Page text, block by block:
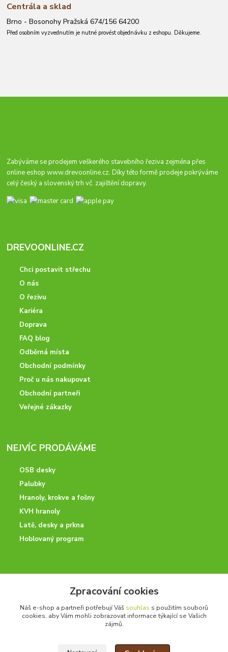
Centrála a sklad
Brno - Bosonohy Pražská 674/156 64200
Před osobním vyzvednutím je nutné provést objednávku z eshopu. Děkujeme.
Zabýváme se prodejem veškerého stavebního řeziva zejména přes
online eshopwww.drevoonline.cz. Díky této formě prodeje pokrýváme
celý český a slovenský trh vč. zajištění dopravy.
DREVOONLINE.CZ
Chci postavit střechu
O nás
O řezivu
Kariéra
Doprava
FAQ blog
Odběrná místa
Obchodní podmínky
Proč u nás nakupovat
Obchodní partneři
Veřejné zákazky
NEJVÍC PRODÁVÁME
OSB desky
Palubky
Hranoly, krokve a fošny
KVH hranoly
Latě, desky a prkna
Hoblovaný program
+420 728 600 625
po - pá 7:00 - 15:00
Zpracování cookies
Náš e-shop a partneři potřebují Váš souhlas s použitím souborů
cookies, aby Vám mohli zobrazovat informace týkající se Vašich
zájmů.